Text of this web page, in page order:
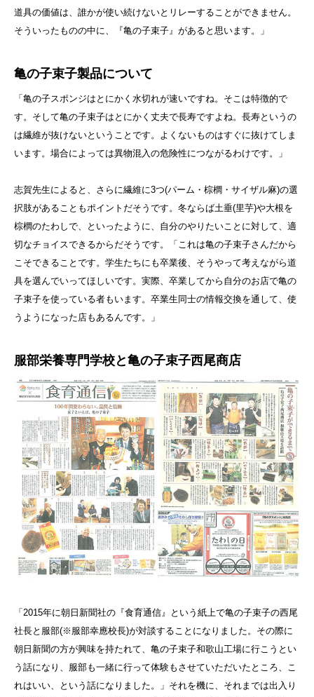
道具の価値は、誰かが使い続けないとリレーすることができません。
そういったものの中に、『亀の子束子』があると思います。」
亀の子束子製品について
「亀の子スポンジはとにかく水切れが速いですね。そこは特徴的で
す。そして亀の子束子はとにかく丈夫で長寿ですよね。長寿というの
は繊維が抜けないということです。よくないものはすぐに抜けてしま
います。場合によっては異物混入の危険性につながるわけです。」
志賀先生によると、さらに繊維に3つ(パーム・棕櫚・サイザル麻)の選
択肢があることもポイントだそうです。冬ならば土垂(里芋)や大根を
棕櫚のたわしで、といったように、自分のやりたいことに対して、適
切なチョイスできるからだそうです。「これは亀の子束子さんだから
こそできることです。学生たちにも卒業後、そうやって考えながら道
具を選んでいってほしいです。実際、卒業してから自分のお店で亀の
子束子を使っている者もいます。卒業生同士の情報交換を通して、使
うようになった店もあるんです。」
服部栄養専門学校と亀の子束子西尾商店
「2015年に朝日新聞社の『食育通信』という紙上で亀の子束子の西尾
社長と服部(※服部幸應校長)が対談することになりました。その際に
朝日新聞の方が興味を持たれて、亀の子束子和歌山工場に行こうとい
う話になり、服部も一緒に行って体験もさせていただいたところ、こ
れはいい、という話になりました。」それを機に、それまでは出入り